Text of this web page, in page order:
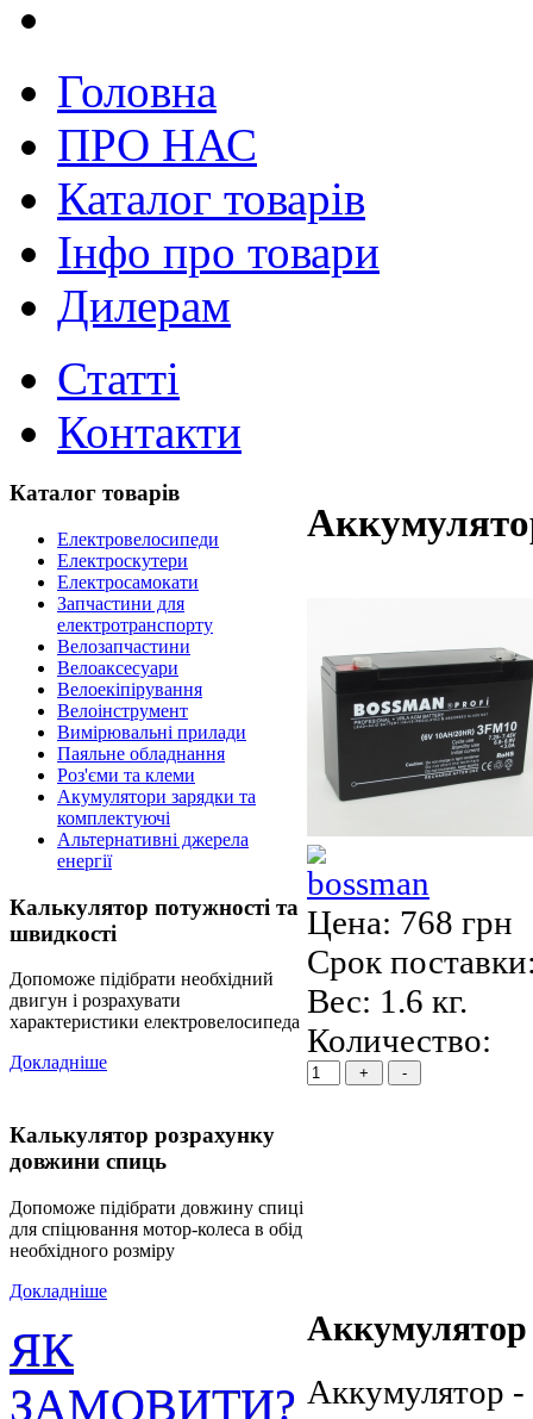
Головна
ПРО НАС
Каталог товарів
Інфо про товари
Дилерам
Статті
Контакти
Цена: 768 грн
Срок
Вес: 1.6 кг.
Количество:
Аккумулятор
Каталог товарів
Електровелосипеди
Електроскутери
Електросамокати
Запчастини для
електротранспорту
Велозапчастини
Велоаксесуари
Велоекіпірування
Велоінструмент
Вимірювальні прилади
Паяльне обладнання
Роз'єми та клеми
Акумулятори зарядки та
комплектуючі
Альтернативні джерела
енергії
Калькулятор потужності та
швидкості
Допоможе підібрати необхідний
двигун і розрахувати
характеристики електровелосипеда
Докладніше
Калькулятор розрахунку
довжини спиць
Допоможе підібрати довжину спиці
для спіцювання мотор-колеса в обід
необхідного розміру
Докладніше
ЯК
ЗАМОВИТИ?